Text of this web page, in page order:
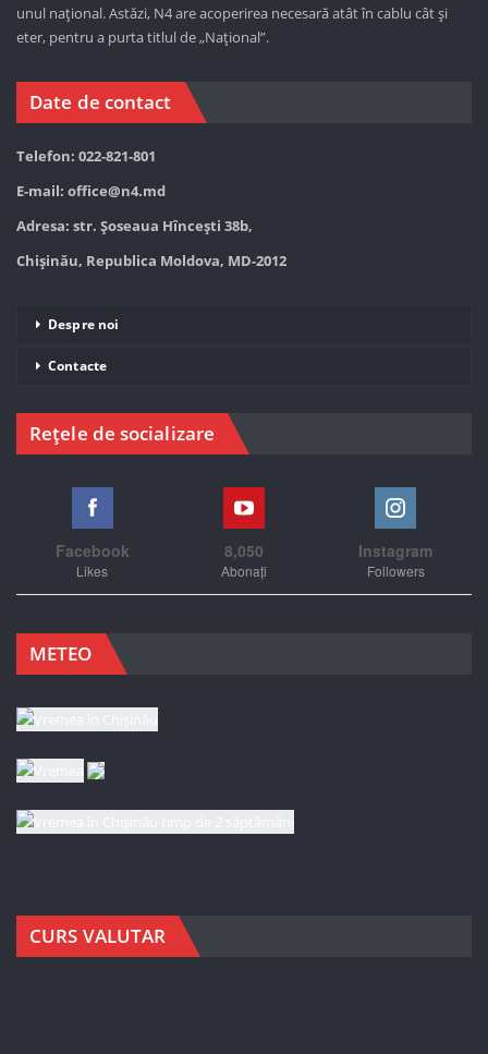
unul național. Astăzi, N4 are acoperirea necesară atât în cablu cât și
eter, pentru a purta titlul de „Național”.
Date de contact
Telefon: 022-821-801
E-mail: office@n4.md
Adresa: str. Șoseaua Hînceşti 38b,
Chișinău, Republica Moldova, MD-2012
Despre noi
Contacte
Rețele de socializare
Facebook
Likes
8,050
Abonați
Instagram
Followers
METEO
CURS VALUTAR